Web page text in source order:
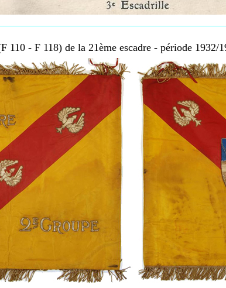
110 - F 118) de la 21ème escadre - période 1932/